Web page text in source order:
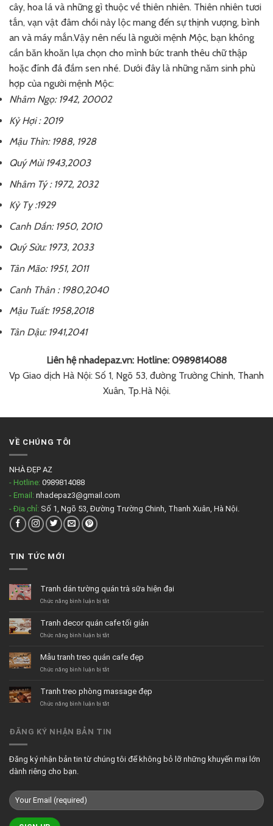
cây, hoa lá và những gì thuộc về thiên nhiên. Thiên nhiên tươi
tắn, vạn vật đâm chồi nảy lộc mang đến sự thịnh vượng, bình
an và máy mắn.Vậy nên nếu là người mệnh Mộc, bạn không
cần băn khoăn lựa chọn cho mình bức tranh thêu chữ thập
hoặc đính đá đầm sen nhé. Dưới đây là những năm sinh phù
hợp của người mệnh Mộc:
Nhâm Ngọ: 1942, 20002
Kỷ Hợi : 2019
Mậu Thìn: 1988, 1928
Quý Mùi 1943,2003
Nhâm Tý : 1972, 2032
Kỷ Tỵ :1929
Canh Dần: 1950, 2010
Quý Sửu: 1973, 2033
Tân Mão: 1951, 2011
Canh Thân : 1980,2040
Mậu Tuất: 1958,2018
Tân Dậu: 1941,2041
Liên hệ nhadepaz.vn: Hotline: 0989814088
Vp Giao dịch Hà Nội: Số 1, Ngõ 53, đường Trường Chinh, Thanh
Xuân, Tp.Hà Nội.
VỀ CHÚNG TÔI
NHÀ ĐẸP AZ
- Hotline: 0989814088
- Email: nhadepaz3@gmail.com
- Địa chỉ: Số 1, Ngõ 53, Đường Trường Chinh, Thanh Xuân, Hà Nội.
TIN TỨC MỚI
Tranh dán tường quán trà sữa hiện đại
Chức năng bình luận bị tắtở
tường
quán
hiện
đại
Tranh decor quán cafe tối giản
Chức năng bình luận bị tắtở
quán
cafe
Mẫu tranh treo quán cafe đẹp
Chức năng bình luận bị tắtở
treo
quán
Tranh treo phòng massage đẹp
Chức năng bình luận bị tắtở
phòng
ĐĂNG KÝ NHẬN BẢN TIN
Đăng ký nhận bản tin từ chúng tôi để không bỏ lỡ những khuyến mại lớn
dành riêng cho bạn.